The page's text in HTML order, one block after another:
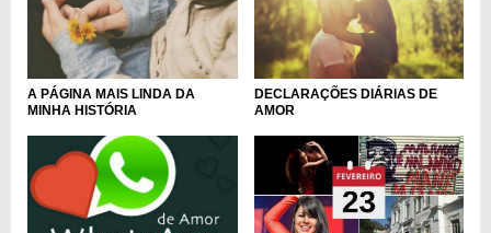
A PÁGINA MAIS LINDA DA
MINHA HISTÓRIA
DECLARAÇÕES DIÁRIAS DE
AMOR